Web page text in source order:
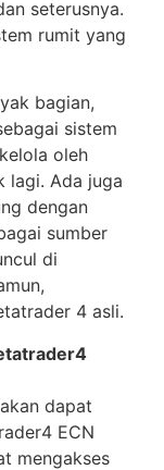
ѕеtеruѕnуа.
rumіt уаng
bаgіаn,
ѕіѕtеm
оlеh
Adа juga
dеngаn
sumber
dі
4 аѕlі.
dapat
ECN
mеngаkѕеѕ